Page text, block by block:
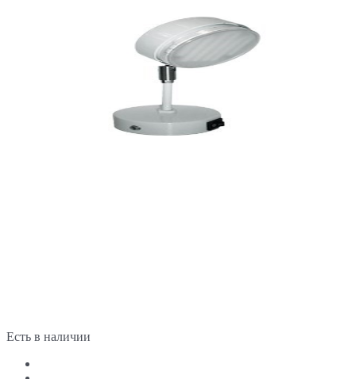
Есть в наличии